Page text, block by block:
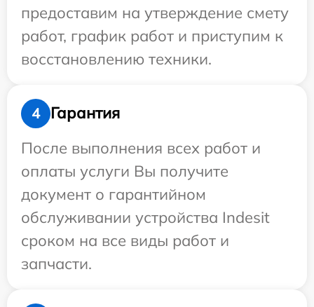
предоставим на утверждение смету
работ, график работ и приступим к
восстановлению техники.
4
Гарантия
После выполнения всех работ и
оплаты услуги Вы получите
документ о гарантийном
обслуживании устройства Indesit
сроком на все виды работ и
запчасти.